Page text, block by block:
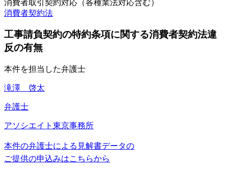
消費者取引契約対応（各種業法対応含む）
消費者契約法
工事請負契約の特約条項に関する消費者契約法違
反の有無
本件を担当した弁護士
滝澤 啓太
弁護士
アソシエイト 東京事務所
本件の弁護士による見解書データの
ご提供の申込みはこちらから